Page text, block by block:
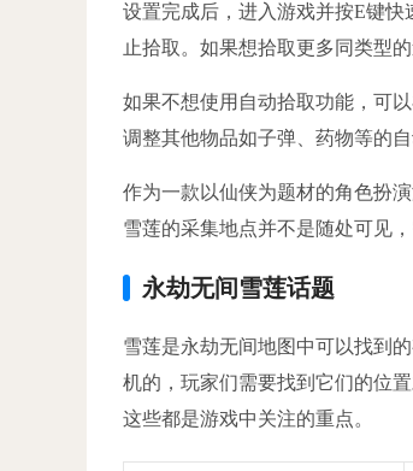
设置完成后，进入游戏并按E键
止拾取。如果想拾取更多同类型
如果不想使用自动拾取功能，可
调整其他物品如子弹、药物等的
作为一款以仙侠为题材的角色扮
雪莲的采集地点并不是随处可见
永劫无间雪莲话题
雪莲是永劫无间地图中可以找到
机的，玩家们需要找到它们的位
这些都是游戏中关注的重点。